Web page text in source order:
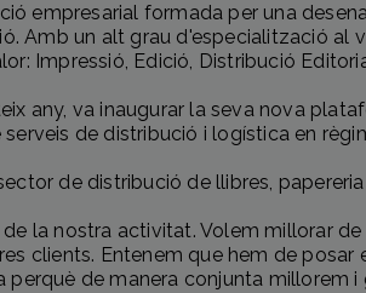
empresarial formada per una
Amb un alt grau d'especialització
Impressió, Edició, Distribució
any, va inaugurar la seva nova
de distribució i logística en
de distribució de llibres,
la nostra activitat. Volem millorar
clients. Entenem que hem de
de manera conjunta millorem